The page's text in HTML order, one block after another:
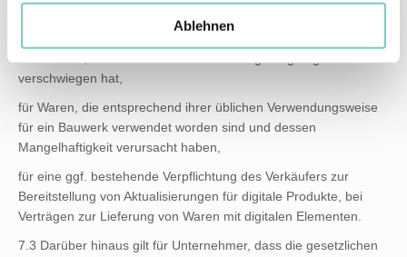
Ablehnen
für Schadensersatz- und Aufwendungsersatzansprüche des
verschwiegen hat,
für Waren, die entsprechend ihrer üblichen Verwendungsweise
für ein Bauwerk verwendet worden sind und dessen
Mangelhaftigkeit verursacht haben,
für eine ggf. bestehende Verpflichtung des Verkäufers zur
Bereitstellung von Aktualisierungen für digitale Produkte, bei
Verträgen zur Lieferung von Waren mit digitalen Elementen.
7.3 Darüber hinaus gilt für Unternehmer, dass die gesetzlichen